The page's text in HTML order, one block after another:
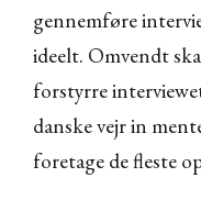
gennemføre
ideelt. Omvendt
forstyrre
danske vejr in
foretage de fleste